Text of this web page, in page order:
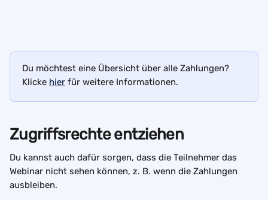
Du möchtest eine Übersicht über alle Zahlungen?
Klicke hier für weitere Informationen.
Zugriffsrechte entziehen
Du kannst auch dafür sorgen, dass die Teilnehmer das
Webinar nicht sehen können, z. B. wenn die Zahlungen
ausbleiben.